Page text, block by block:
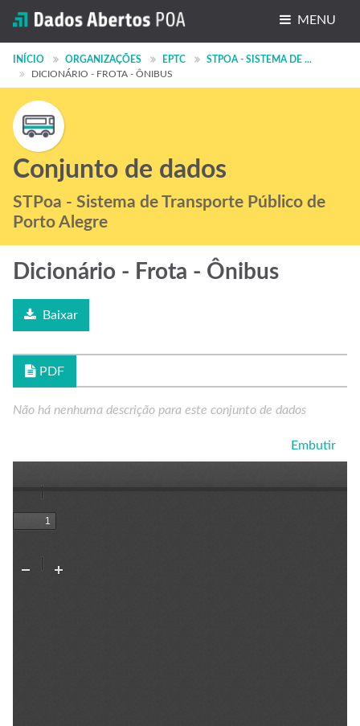
MENU
Conjuntos de dados
Organizações
Grupos
Sobre
INÍCIO ORGANIZAÇÕES EPTC
STPOA - SISTEMA DE ...
DICIONÁRIO - FROTA - ÔNIBUS
Conjunto de dados
STPoa - Sistema de Transporte Público de
Porto Alegre
Dicionário - Frota - Ônibus
Baixar
PDF
Não há nenhuma descrição para este conjunto de dados
Embutir